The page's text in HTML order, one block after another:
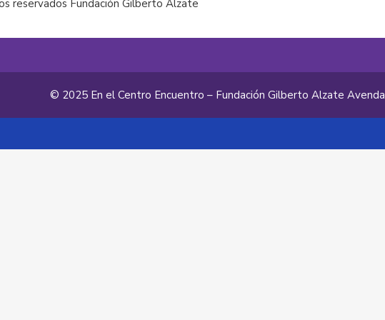
reservados Fundación Gilberto Alzate
© 2025 En el Centro Encuentro – Fundación Gilberto Alzate